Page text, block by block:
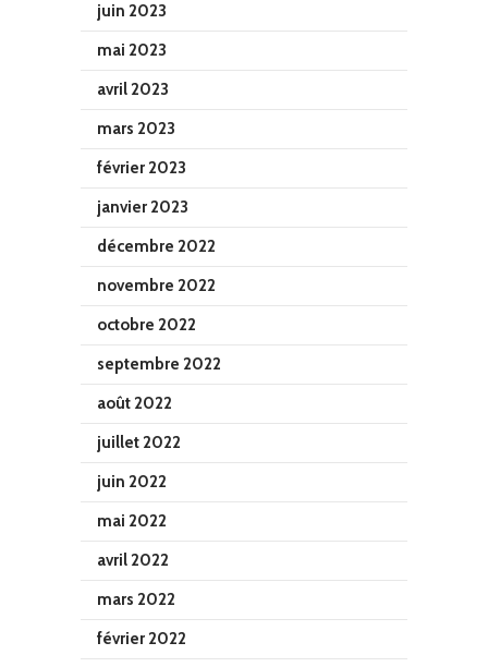
juin 2023
mai 2023
avril 2023
mars 2023
février 2023
janvier 2023
décembre 2022
novembre 2022
octobre 2022
septembre 2022
août 2022
juillet 2022
juin 2022
mai 2022
avril 2022
mars 2022
février 2022